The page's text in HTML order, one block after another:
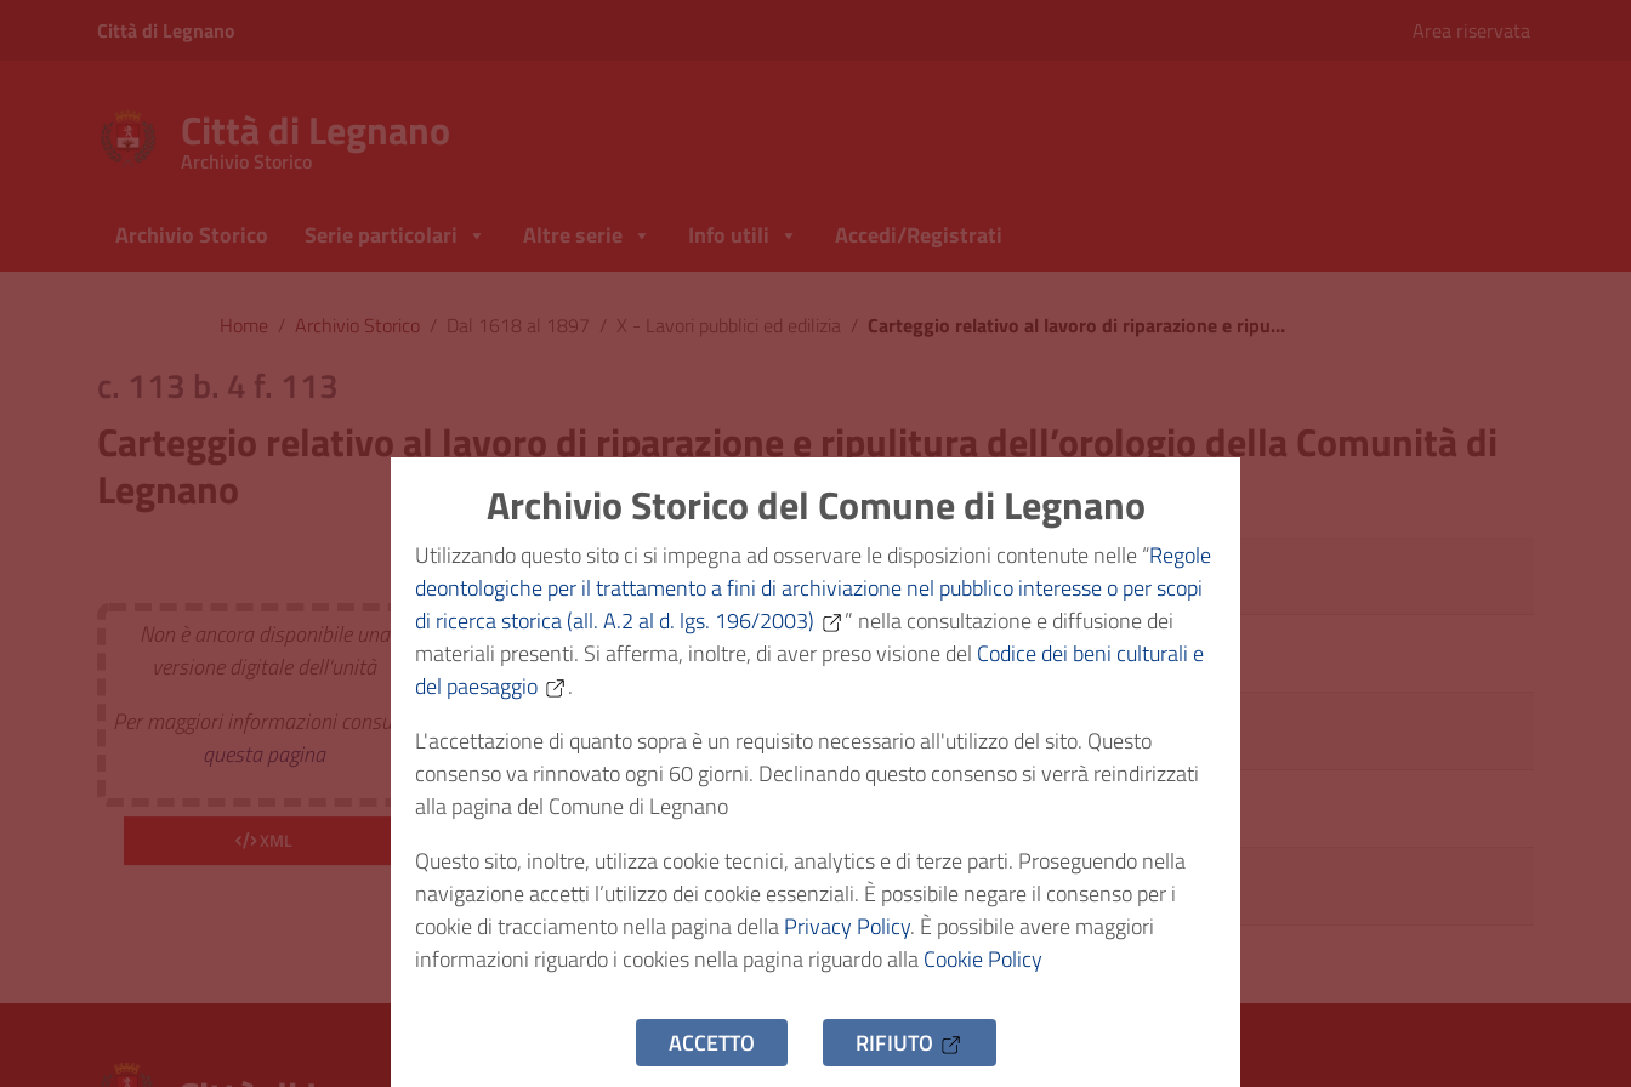
Archivio Storico del Comune di Legnano
Utilizzando questo sito ci si impegna ad osservare le disposizioni contenute nelle “Regole
deontologiche per il trattamento a fini di archiviazione nel pubblico interesse o per scopi
di ricerca storica (all. A.2 al d. lgs. 196/2003)
” nella consultazione e diffusione dei
materiali presenti. Si afferma, inoltre, di aver preso visione del Codice dei beni culturali e
del paesaggio
.
L'accettazione di quanto sopra è un requisito necessario all'utilizzo del sito. Questo
consenso va rinnovato ogni 60 giorni. Declinando questo consenso si verrà reindirizzati
alla pagina del Comune di Legnano
Questo sito, inoltre, utilizza cookie tecnici, analytics e di terze parti. Proseguendo nella
navigazione accetti l’utilizzo dei cookie essenziali. È possibile negare il consenso per i
cookie di tracciamento nella pagina dellaPrivacy Policy. È possibile avere maggiori
informazioni riguardo i cookies nella pagina riguardo allaCookie Policy
ACCETTO RIFIUTO
Vai ai contenuti
Vai al menu di navigazione
Città di Legnano Area riservata
Città di Legnano
Archivio Storico
Archivio Storico Serie particolari Altre serie Info utili Accedi/Registrati
Home / Archivio Storico / Dal 1618 al 1897 / X - Lavori pubblici ed edilizia / Carteggio relativo al lavoro di riparazione e ripulitura dell’orologio della Comunità di Legnano
c. 113 b. 4 f. 113
Carteggio relativo al lavoro di riparazione e ripulitura dell’orologio della Comunità di
Legnano
Non è ancora disponibile una
versione digitale dell'unità
Per maggiori informazioni consulta
questa pagina
XML
Classificazione X - Lavori pubblici ed edilizia
Estr. Cronologici 1777
Cod. Identificativo AS/C113
Consistenza
Diritto d'accesso Uso pubblico